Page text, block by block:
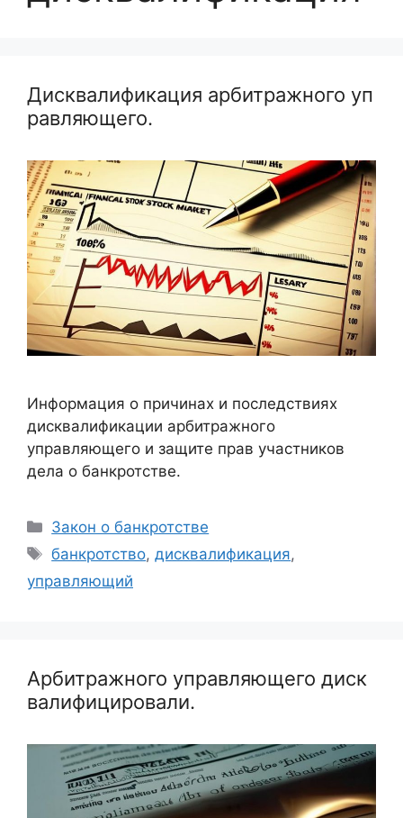
Дисквалификация арбитражного уп
равляющего.
Информация о причинах и последствиях
дисквалификации арбитражного
управляющего и защите прав участников
дела о банкротстве.
Рубрики
Закон о банкротстве
Метки
банкротство,дисквалификация,
управляющий
Арбитражного управляющего диск
валифицировали.